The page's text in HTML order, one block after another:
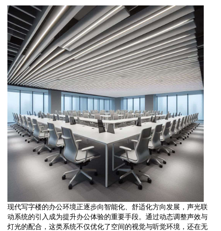
现代写字楼的办公环境正逐步向智能化、舒适化方向发展，声光联
动系统的引入成为提升办公体验的重要手段。通过动态调整声效与
灯光的配合，这类系统不仅优化了空间的视觉与听觉环境，还在无